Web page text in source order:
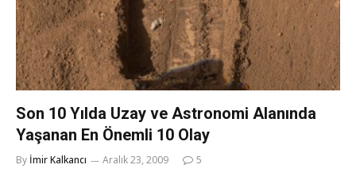
Son 10 Yılda Uzay ve Astronomi Alanında
Yaşanan En Önemli 10 Olay
By İmir Kalkancı Aralık 23, 2009 5